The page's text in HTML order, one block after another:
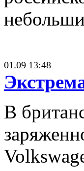
01.09 13:48
В